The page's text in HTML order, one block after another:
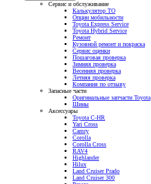
Сервис и обслуживание
Калькулятор ТО
Опции мобильности
Toyota Express Service
Toyota Hybrid Service
Ремонт
Кузовной ремонт и покраска
Сервис оценки
Пошаговая проверка
Зимняя проверка
Весенняя проверка
Летняя проверка
Компания по отзыву
Запасные части
Оригинальные запчасти Toyota
Шины
Аксессуары
Toyota C-HR
Yari Cross
Camry
Corolla
Corolla Cross
RAV4
Highlander
Hilux
Land Cruiser Prado
Land Cruiser 300